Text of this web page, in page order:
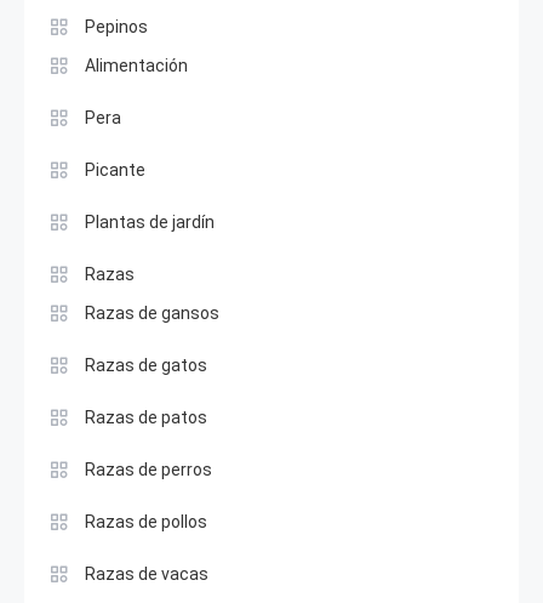
Pepinos
Alimentación
Pera
Picante
Plantas de jardín
Razas
Razas de gansos
Razas de gatos
Razas de patos
Razas de perros
Razas de pollos
Razas de vacas